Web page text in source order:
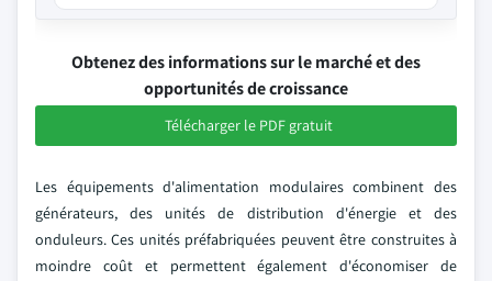
Obtenez des informations sur le marché et des
opportunités de croissance
Télécharger le PDF gratuit
Les équipements d'alimentation modulaires combinent des
générateurs, des unités de distribution d'énergie et des
onduleurs. Ces unités préfabriquées peuvent être construites à
moindre coût et permettent également d'économiser de